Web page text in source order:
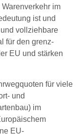
im
ist und
und vollziehbare
für den grenz-
EU und stärken
für viele
und
im
EU-